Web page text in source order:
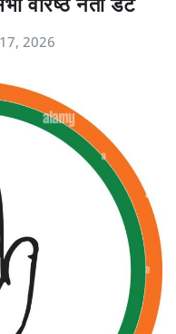
2026